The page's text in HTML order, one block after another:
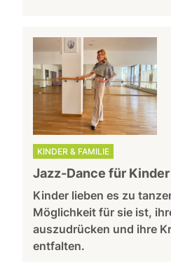
KINDER & FAMILIE
Jazz-Dance für
Kinder lieben es zu
Möglichkeit für sie ist,
auszudrücken und ihre
entfalten.